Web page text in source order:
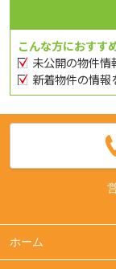
こんな方におすす
未公開の物件情
新着物件の情報
ホーム